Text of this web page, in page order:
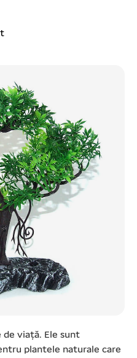
de viață. Ele sunt
plantele naturale care